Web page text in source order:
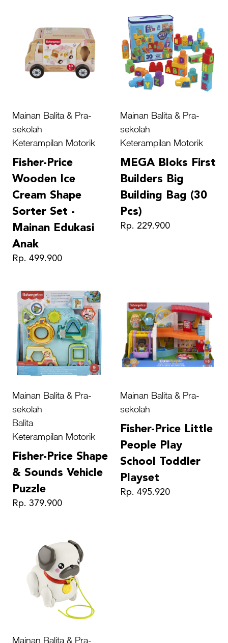
Mainan Balita & Pra-
sekolah
Keterampilan Motorik
Fisher-Price
Wooden Ice
Cream Shape
Sorter Set -
Mainan Edukasi
Anak
Rp. 499.900
Mainan Balita & Pra-
sekolah
Keterampilan Motorik
MEGA Bloks First
Builders Big
Building Bag (30
Pcs)
Rp. 229.900
Mainan Balita & Pra-
sekolah
Balita
Keterampilan Motorik
Fisher-Price Shape
& Sounds Vehicle
Puzzle
Rp. 379.900
Mainan Balita & Pra-
sekolah
Fisher-Price Little
People Play
School Toddler
Playset
Rp. 495.920
Mainan Balita & Pra-